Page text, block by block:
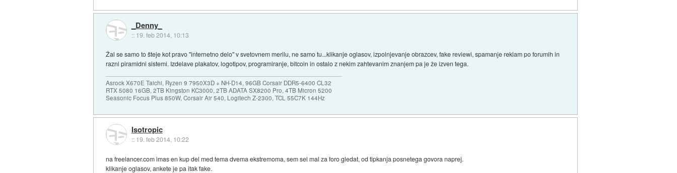
_Denny_
:: 19. feb 2014, 10:13
Žal se samo to šteje kot pravo "internetno delo" v svetovnem merilu, ne samo tu...klikanje oglasov, izpolnjevanje obrazcev, fake reviewi, spamanje reklam po forumih in
razni piramidni sistemi. Izdelave plakatov, logotipov, programiranje, bitcoin in ostalo z nekim zahtevanim znanjem pa je že izven tega.
Asrock X670E Taichi, Ryzen 9 7950X3D + NH-D14, 96GB Corsair DDR5-6400 CL32
RTX 5080 16GB, 2TB Kingston KC3000, 2TB ADATA SX8200 Pro, 4TB Micron 5200
Seasonic Focus Plus 850W, Corsair Air 540, Logitech Z-2300, TCL 55C7K 144Hz
Isotropic
:: 19. feb 2014, 10:22
na freelancer.com imas en kup del med tema dvema ekstremoma, sem sel mal za foro gledat, od tipkanja posnetega govora naprej.
klikanje oglasov, ankete je pa itak fake.